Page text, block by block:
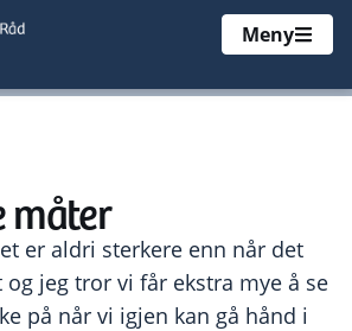
Meny
måter
er aldri sterkere enn når det
jeg tror vi får ekstra mye å se
på når vi igjen kan gå hånd i